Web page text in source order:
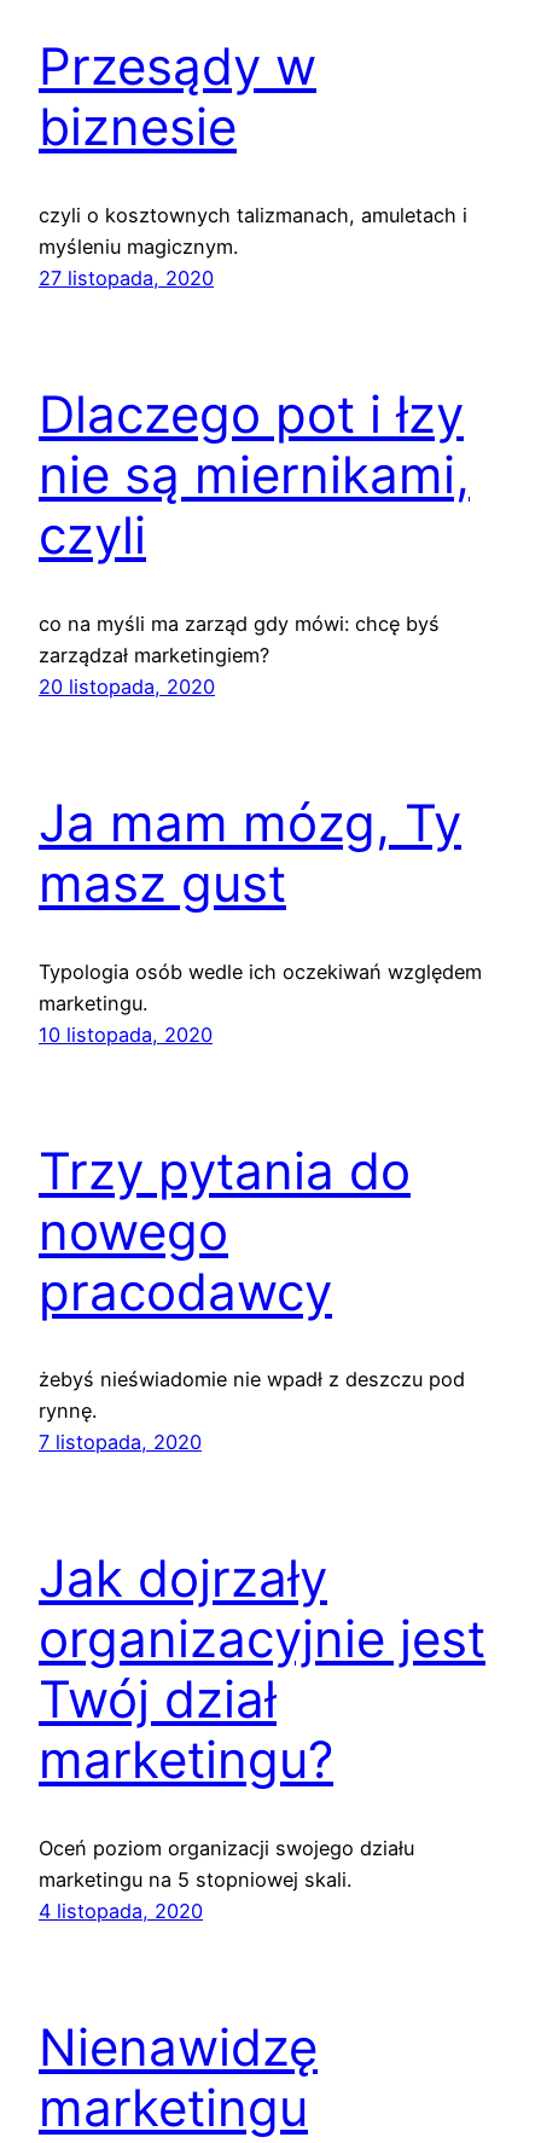
Przesądy w
biznesie
czyli o kosztownych talizmanach, amuletach i
myśleniu magicznym.
27 listopada, 2020
Dlaczego pot i łzy
nie są miernikami,
czyli
co na myśli ma zarząd gdy mówi: chcę byś
zarządzał marketingiem?
20 listopada, 2020
Ja mam mózg, Ty
masz gust
Typologia osób wedle ich oczekiwań względem
marketingu.
10 listopada, 2020
Trzy pytania do
nowego
pracodawcy
żebyś nieświadomie nie wpadł z deszczu pod
rynnę.
7 listopada, 2020
Jak dojrzały
organizacyjnie jest
Twój dział
marketingu?
Oceń poziom organizacji swojego działu
marketingu na 5 stopniowej skali.
4 listopada, 2020
Nienawidzę
marketingu